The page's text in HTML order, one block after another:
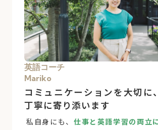
英語コーチ
Mariko
コミュニケーションを大切に
丁寧に寄り添います
私自身にも、 仕事と英語学習の両立